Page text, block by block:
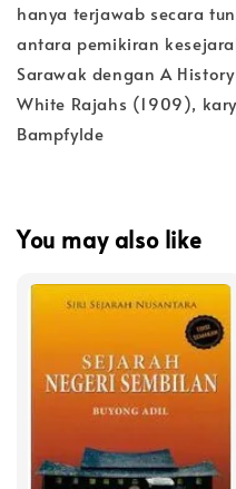
hanya terjawab secara
antara pemikiran
Sarawak dengan A
White Rajahs (1909),
Bampfylde
You may also like